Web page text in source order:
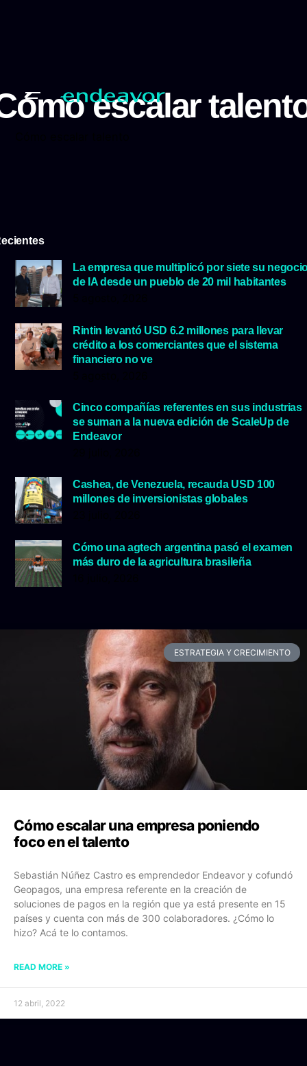
escalar
La empresa que multiplicó por siete su
de IA desde un pueblo de 20 mil habitantes
Rintin levantó USD 6.2 millones para llevar
crédito a los comerciantes que el sistema
financiero no ve
Cinco compañías referentes en sus industrias
se suman a la nueva edición de ScaleUp de
Endeavor
Cashea, de Venezuela, recauda USD 100
millones de inversionistas globales
Cómo una agtech argentina pasó el examen
más duro de la agricultura brasileña
ESTRATEGIA Y CRECIMIENTO
Cómo escalar una empresa poniendo
foco en el talento
Sebastián Núñez Castro es emprendedor Endeavor y cofundó
Geopagos, una empresa referente en la creación de
soluciones de pagos en la región que ya está presente en 15
países y cuenta con más de 300 colaboradores. ¿Cómo lo
hizo? Acá te lo contamos.
READ MORE »
12 abril, 2022